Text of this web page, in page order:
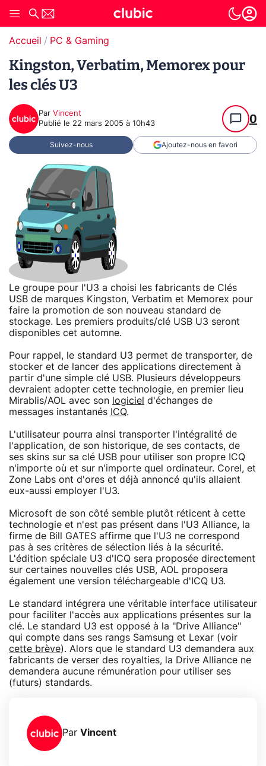
Accueil PC & Gaming
Kingston, Verbatim, Memorex pour
les clés U3
Par Vincent
Publié le 22 mars 2005 à 10h43 0
Suivez-nous Ajoutez-nous en favori
Le groupe pour l'U3 a choisi les fabricants de Clés
USB de marques Kingston, Verbatim et Memorex pour
faire la promotion de son nouveau standard de
stockage. Les premiers produits/clé USB U3 seront
disponibles cet automne.
Pour rappel, le standard U3 permet de transporter, de
stocker et de lancer des applications directement à
partir d'une simple clé USB. Plusieurs développeurs
devraient adopter cette technologie, en premier lieu
Mirablis/AOL avec son logiciel d'échanges de
messages instantanés
ICQ.
L'utilisateur pourra ainsi transporter l'intégralité de
l'application, de son historique, de ses contacts, de
ses skins sur sa clé USB pour utiliser son propre ICQ
n'importe où et sur n'importe quel ordinateur. Corel, et
Zone Labs ont d'ores et déjà annoncé qu'ils allaient
eux-aussi employer l'U3.
Microsoft de son côté semble plutôt réticent à cette
technologie et n'est pas présent dans l'U3 Alliance, la
firme de Bill GATES affirme que l'U3 ne correspond
pas à ses critères de sélection liés à la sécurité.
L'édition spéciale U3 d'ICQ sera proposée directement
sur certaines nouvelles clés USB, AOL proposera
également une version téléchargeable d'ICQ U3.
Le standard intégrera une véritable interface utilisateur
pour faciliter l'accès aux applications présentes sur la
clé. Le standard U3 est opposé à la "Drive Alliance"
qui compte dans ses rangs Samsung et Lexar (voir
cette brève). Alors que le standard U3 demandera aux
fabricants de verser des royalties, la Drive Alliance ne
demandera aucune rémunération pour utiliser ses
(futurs) standards.
Par Vincent